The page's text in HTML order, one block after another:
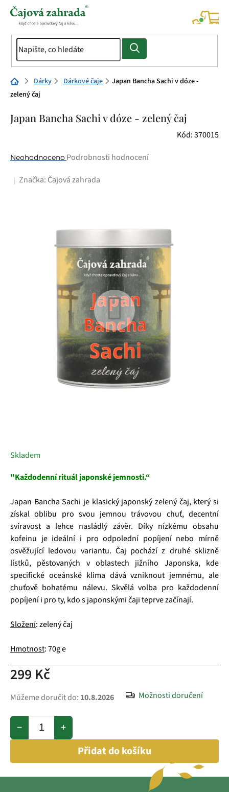
Přejít
Domů Dárky Dárkové čaje
Japan Bancha Sachi v dóze -
zelený čaj
Japan Bancha Sachi v dóze - zelený čaj
Kód:370015
Průměrné
produktu
Neohodnoceno Podrobnosti hodnocení
Značka: Čajová zahrada
299 Kč
Skladem
Můžeme doručit do: 10.8.2026 Možnosti doručení
+
−
Přidat do košíku
"Každodenní rituál japonské jemnosti.“
Japan Bancha Sachi je klasický japonský zelený čaj, který si
získal oblibu pro svou jemnou trávovou chuť, decentní
svíravost a lehce nasládlý závěr. Díky nízkému obsahu
kofeinu je ideální i pro odpolední popíjení nebo mírně
osvěžující ledovou variantu. Čaj pochází z druhé sklizně
lístků, pěstovaných v oblastech jižního Japonska, kde
specifické oceánské klima dává vzniknout jemnému, ale
chuťově bohatému nálevu. Skvělá volba pro každodenní
popíjení i pro ty, kdo s japonskými čaji teprve začínají.
Složení: zelený čaj
Hmotnost: 70g e